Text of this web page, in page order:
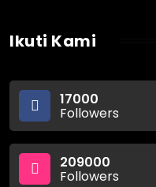
Ikuti Kami
17000
Followers
209000
Followers